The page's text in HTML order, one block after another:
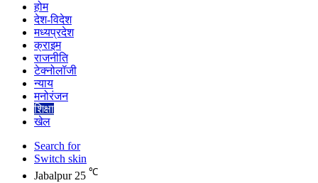
होम
देश-विदेश
मध्यप्रदेश
क्राइम
राजनीति
टेक्नोलॉजी
न्याय
मनोरंजन
शिक्षा
खेल
Search for
Switch skin
Jabalpur 25 ℃